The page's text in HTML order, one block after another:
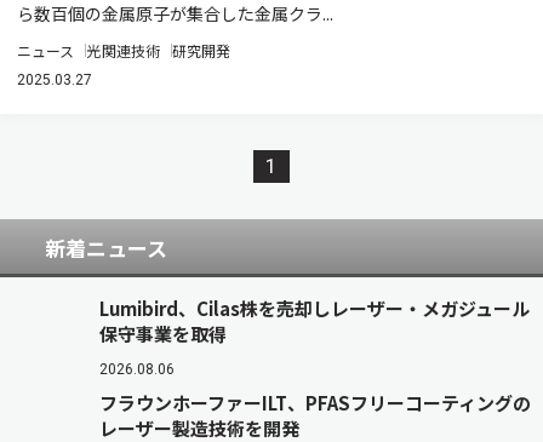
ら数百個の金属原子が集合した金属クラ...
ニュース 光関連技術 研究開発
2025.03.27
1
新着ニュース
Lumibird、Cilas株を売却しレーザー・メガジュール
保守事業を取得
2026.08.06
フラウンホーファーILT、PFASフリーコーティングの
レーザー製造技術を開発